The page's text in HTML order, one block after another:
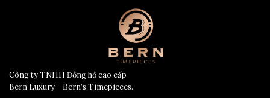
Công ty TNHH Đồng hồ cao cấp
Bern Luxury – Bern’s Timepieces.